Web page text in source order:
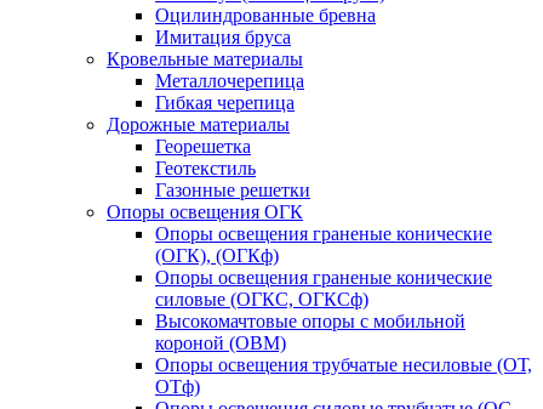
Оцилиндрованные бревна
Имитация бруса
Кровельные материалы
Металлочерепица
Гибкая черепица
Дорожные материалы
Георешетка
Геотекстиль
Газонные решетки
Опоры освещения ОГК
Опоры освещения граненые конические
(ОГК), (ОГКф)
Опоры освещения граненые конические
силовые (ОГКС, ОГКСф)
Высокомачтовые опоры с мобильной
короной (ОВМ)
Опоры освещения трубчатые несиловые (ОТ,
ОТф)